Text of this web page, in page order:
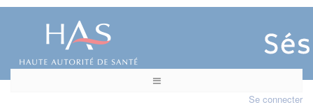
Se connecter